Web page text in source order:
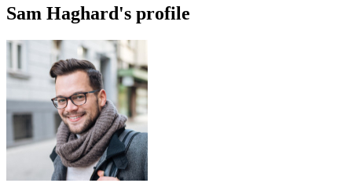
Sam Haghard's profile